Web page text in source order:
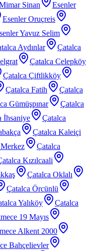
Sinan
Esenler
Esenler Oruçreis
Yavuz Selim
Aydınlar
Çatalca
Çatalca Celepköy
Çatalca Çiftlikköy
Çatalca Fatih
Çatalca
Gümüşpınar
Çatalca
İhsaniye
Çatalca
Çatalca Kaleiçi
Çatalca
Kızılcaali
Çatalca Oklalı
Çatalca Örcünlü
Yalıköy
Çatalca
19 Mayıs
Alkent 2000
Bahçelievler